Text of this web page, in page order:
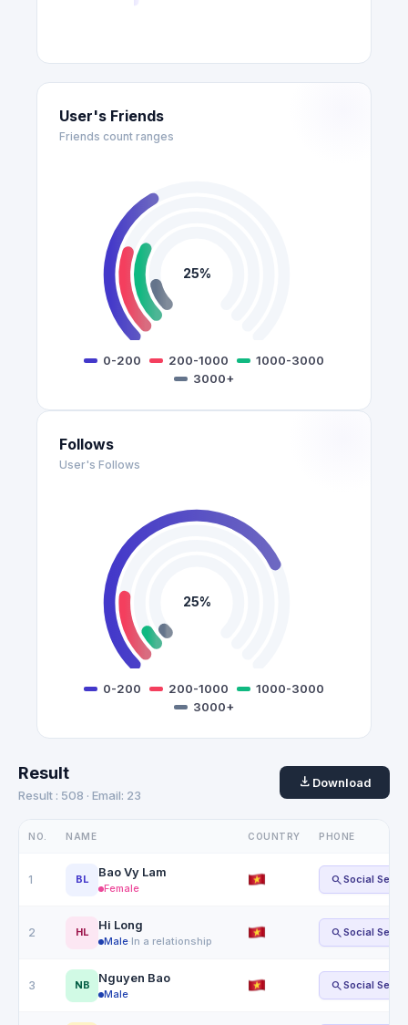
User's Friends
Friends count ranges
25%
0-200 200-1000
1000-3000
3000+
Follows
User's Follows
25%
0-200 200-1000
1000-3000
3000+
Result
Result : 508 · Email: 23
download Download
NO. NAME COUNTRY PHONE
1 BL Bao Vy Lam
Female
searchSocial
2 HL Hi Long
Male·In a relationship
searchSocial
3 NB Nguyen Bao
Male
searchSocial